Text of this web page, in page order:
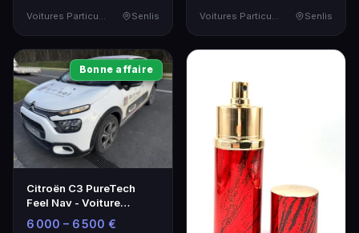
Senlis Senlis
Bonne affaire
Citroën C3 PureTech
Feel Nav - Voiture
Particulière d'Occasion
6 000 – 6 500 €